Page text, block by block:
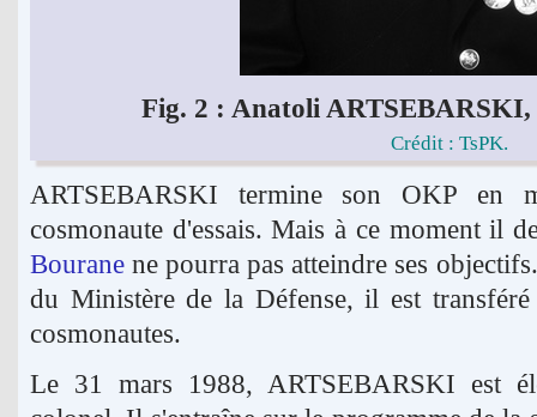
Fig. 2 : Anatoli ARTSEBARSKI,
Crédit : TsPK.
ARTSEBARSKI termine son OKP
cosmonaute d'essais. Mais à ce moment il
Bourane ne pourra pas atteindre ses
du Ministère de la Défense, il est
cosmonautes.
Le 31 mars 1988, ARTSEBARSKI est